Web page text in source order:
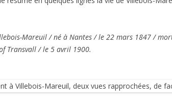
Mareuil / né à Nantes / le 22 mars 1847 /
Transvall / le 5 avril 1900.